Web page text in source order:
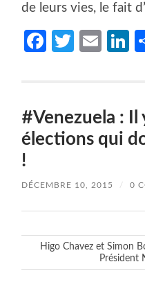
de leurs vies, le fait
Facebook
Twitter
#Venezuela : Il
élections qui
!
DÉCEMBRE 10, 2015 / 0
Higo Chavez et Simon
Président